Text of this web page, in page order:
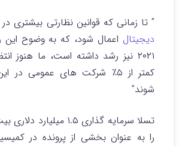
” تا زمانی که قوانین نظارتی بیشتری در
دیجیتال اعمال شود، که به وضوح این
۲۰۲۱ نیز رشد داشته است، ما هنوز
کمتر از ۵٪ شرکت های عمومی در
شوند”
تسلا سرمایه گذاری ۱.۵
را به عنوان بخشی از پرونده در